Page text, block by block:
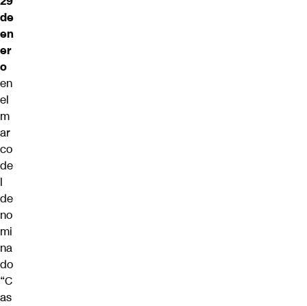
de
en
er
o
en
el
m
ar
co
de
l
de
no
mi
na
do
“C
as